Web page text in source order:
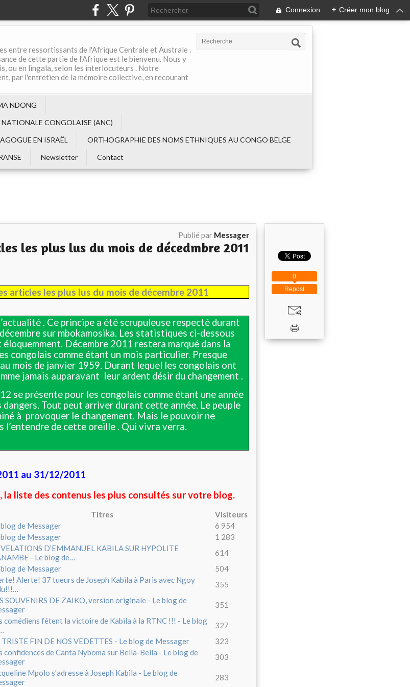
Connexion + Créer mon blog
entre ressortissants de l'Afrique Centrale et Australe .
de cette partie de l'Afrique est le bienvenu. Nous y
ou en lingala, selon les interlocuteurs . Notre
par l'entretien de la mémoire collective, en recourant
NDONG
NATIONALE CONGOLAISE (ANC)
EN ISRAËL
ORTHOGRAPHIE DES NOMS ETHNIQUES AU CONGO BELGE
Newsletter Contact
Publié par Messager
les plus lus du mois de décedmbre 2011
articles les plus lus du mois de décembre 2011
. Ce principe a été scrupuleuse respecté durant
sur mbokamosika. Les statistiques ci-dessous
Décembre 2011 restera marqué dans la
congolais comme étant un mois particulier. Presque
mois de janvier 1959. Durant lequel les congolais ont
jamais auparavant leur ardent désir du changement .
se présente pour les congolais comme étant une année
dangers. Tout peut arriver durant cette année. Le peuple
à provoquer le changement. Mais le pouvoir ne
l’entendre de cette oreille . Qui vivra verra.
au 31/12/2011
la liste des contenus les plus consultés sur votre blog.
Titres
Visiteurs
blog de Messager
6 954
blog de Messager
1 283
D’EMMANUEL KABILA SUR HYPOLITE
- Le blog de…
614
blog de Messager
504
Alerte! 37 tueurs de Joseph Kabila à Paris avec Ngoy
355
SOUVENIRS DE ZAIKO, version originale - Le blog de
351
comédiens fêtent la victoire de Kabila à la RTNC !!! - Le blog
327
TRISTE FIN DE NOS VEDETTES - Le blog de Messager
323
confidences de Canta Nyboma sur Bella-Bella - Le blog de
303
Mpolo s'adresse à Joseph Kabila - Le blog de
283
Repost
0